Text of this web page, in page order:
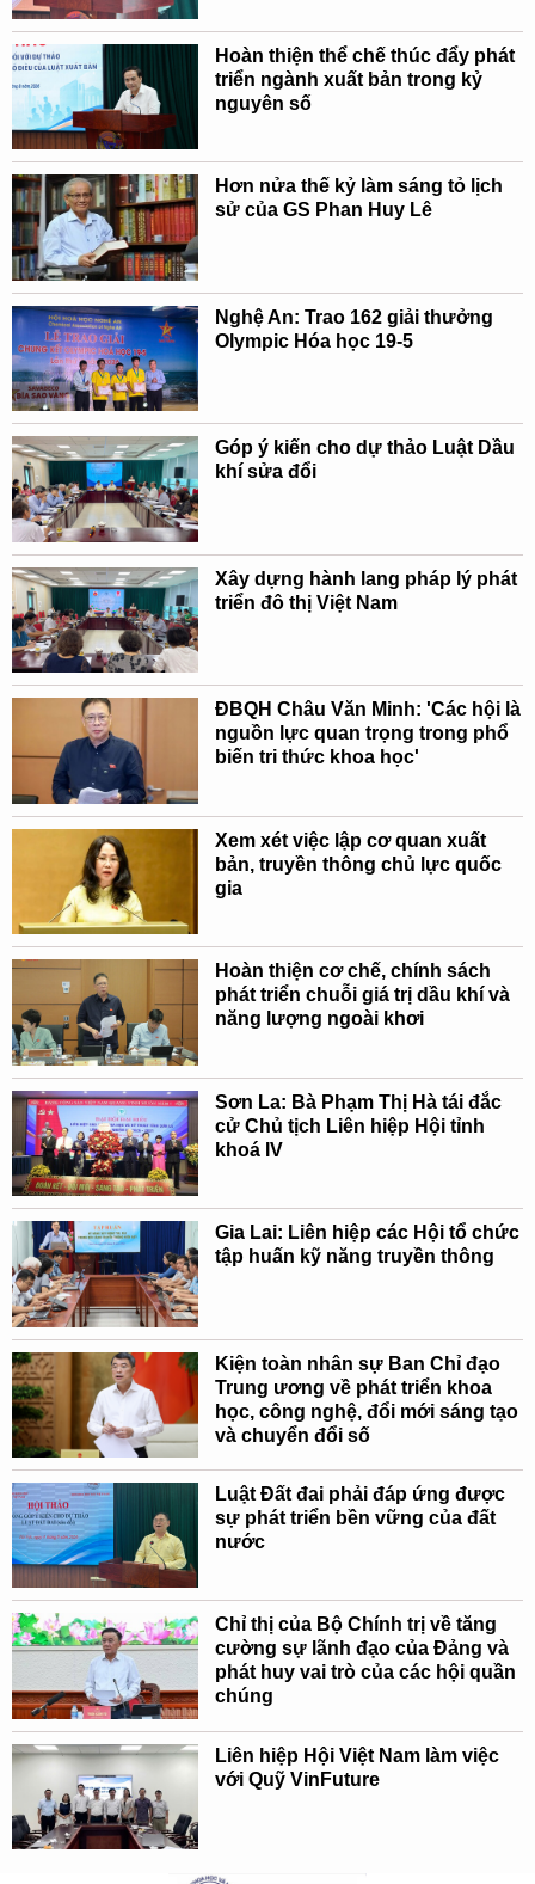
Hoàn thiện thể chế thúc đẩy phát
triển ngành xuất bản trong kỷ
nguyên số
Hơn nửa thế kỷ làm sáng tỏ lịch
sử của GS Phan Huy Lê
Nghệ An: Trao 162 giải thưởng
Olympic Hóa học 19-5
Góp ý kiến cho dự thảo Luật Dầu
khí sửa đổi
Xây dựng hành lang pháp lý phát
triển đô thị Việt Nam
ĐBQH Châu Văn Minh: 'Các hội là
nguồn lực quan trọng trong phổ
biến tri thức khoa học'
Xem xét việc lập cơ quan xuất
bản, truyền thông chủ lực quốc
gia
Hoàn thiện cơ chế, chính sách
phát triển chuỗi giá trị dầu khí và
năng lượng ngoài khơi
Sơn La: Bà Phạm Thị Hà tái đắc
cử Chủ tịch Liên hiệp Hội tỉnh
khoá IV
Gia Lai: Liên hiệp các Hội tổ chức
tập huấn kỹ năng truyền thông
Kiện toàn nhân sự Ban Chỉ đạo
Trung ương về phát triển khoa
học, công nghệ, đổi mới sáng tạo
và chuyển đổi số
Luật Đất đai phải đáp ứng được
sự phát triển bền vững của đất
nước
Chỉ thị của Bộ Chính trị về tăng
cường sự lãnh đạo của Đảng và
phát huy vai trò của các hội quần
chúng
Liên hiệp Hội Việt Nam làm việc
với Quỹ VinFuture